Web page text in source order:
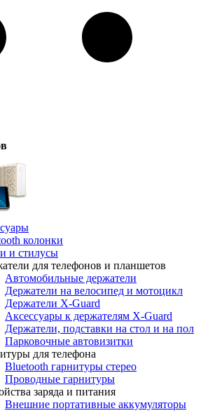
колонки
и стилусы
для телефонов и планшетов
Автомобильные держатели
Держатели на велосипед и мотоцикл
Держатели X-Guard
Аксессуары к держателям X-Guard
Держатели, подставки на стол и на пол
Парковочные автовизитки
для телефона
Bluetooth гарнитуры стерео
Проводные гарнитуры
заряда и питания
Внешние портативные аккумуляторы